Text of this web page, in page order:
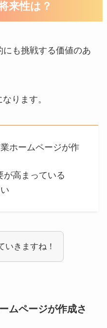
来性は？
も挑戦する価値のあ
ります。
ホームページが作
が高まっている
いきますね！
ムページが作成さ